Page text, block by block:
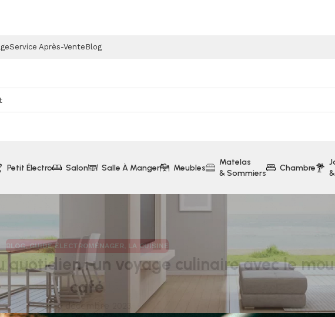
Service Après-Vente Blog
Petit Électro Salon Salle À Manger Meubles
Matelas
& Sommiers
Chambre
BLOG,GUIDE ÉLECTROMÉNAGER, LA CUISINE
quotidien : un voyage culinaire avec le
café
On 5 décembre 2023